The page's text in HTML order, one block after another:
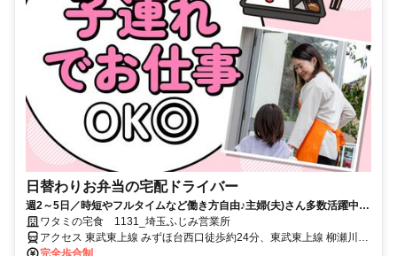
日替わりお弁当の宅配ドライバー
週2～5日／時短やフルタイムなど働き方自由♪主婦(夫)さん多数活躍中！
サポート体制バッチリなのでお子さんの行事でのお休みなども取りやす
い◎
ワタミの宅食 1131_埼玉ふじみ営業所
アクセス 東武東上線 みずほ台西口徒歩約24分、東武東上線 柳瀬川西